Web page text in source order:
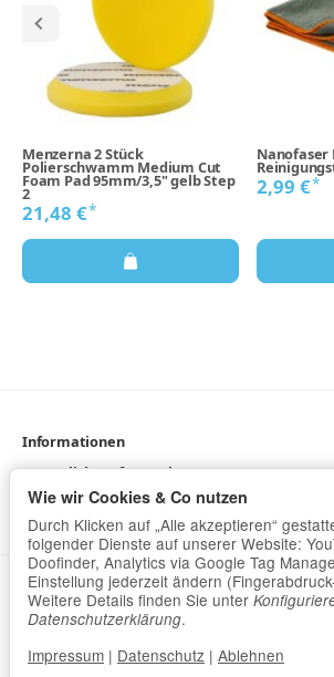
Menzerna 2 Stück
Polierschwamm Medium Cut
Foam Pad 95mm/3,5" gelb Step
2
21,48 €*
Nanofaser
2,99 €*
Informationen
Gesetzliche Informationen
Newsletter
Datenschutz•
Vertrag widerrufen
Wie wir Cookies & Co nutzen
Durch Klicken auf „Alle akzeptieren“
folgender Dienste auf unserer Website:
Doofinder, Analytics via Google Tag
Einstellung jederzeit ändern
Weitere Details finden Sie unter
Datenschutzerklärung.
Impressum | Datenschutz | Ablehnen